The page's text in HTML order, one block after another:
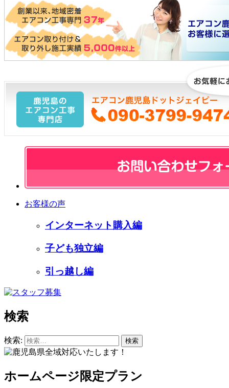
お客様の声
インターネット購入編
子ども独立編
引っ越し編
検索
検索:
ホームページ限定プラン